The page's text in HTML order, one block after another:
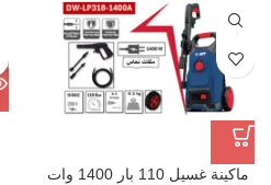
ماكينة غسيل 110 بار 1400 وات